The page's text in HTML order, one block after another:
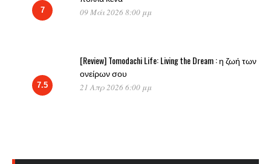
7 09 Μάι 2026 8:00 μμ
7.5
[Review] Tomodachi Life: Living the Dream : η ζωή των
ονείρων σου
21 Απρ 2026 6:00 μμ